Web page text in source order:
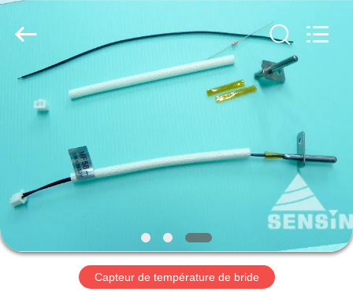
MAISON
SUJET
DE
NOUS
Hefei
Electronic
Reserved.
Capteur de température de bride